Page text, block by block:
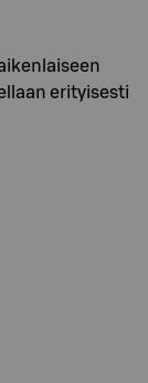
erityisesti